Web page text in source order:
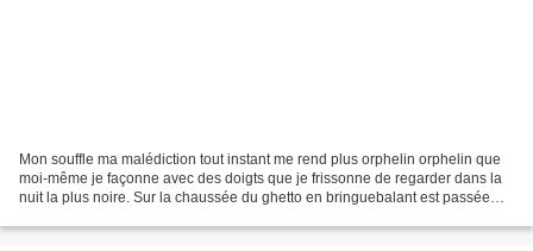
Mon souffle ma malédiction tout instant me rend plus orphelin orphelin que
moi-même je façonne avec des doigts que je frissonne de regarder dans la
nuit la plus noire. Sur la chaussée du ghetto en bringuebalant est passée